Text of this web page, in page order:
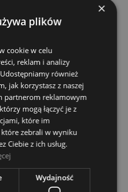
3/4 4/4
×
plików
cookie w celu
reklam i analizy
również
jak korzystasz z naszej
partnerom reklamowym
mogą łączyć je z
które im
które zebrali w wyniku
Ciebie z ich usług.
Wydajność